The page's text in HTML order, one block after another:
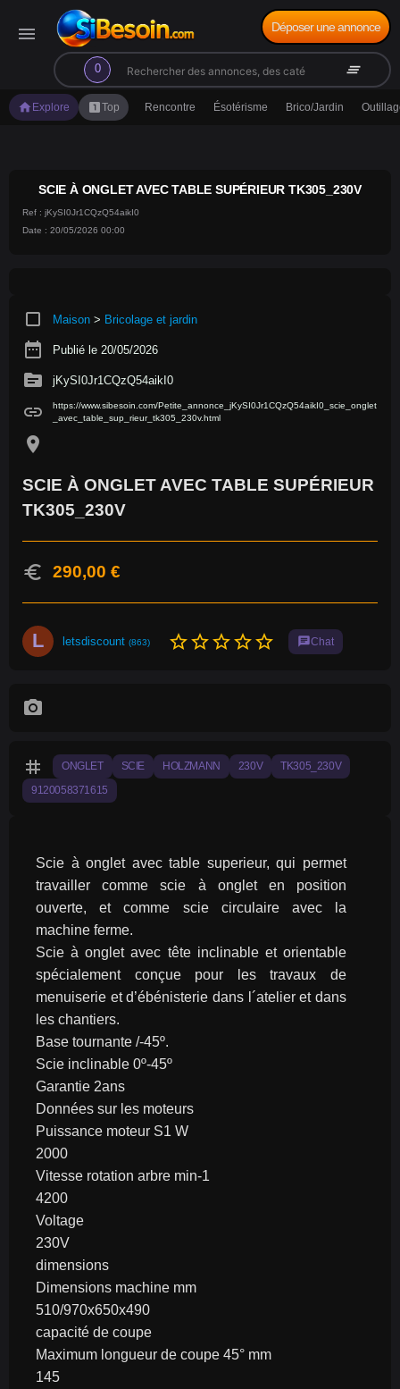
menu
0
search clear_all
Déposer une annonce
home Explore looks_oneTop Rencontre Ésotérisme Brico/Jardin
SCIE À ONGLET AVEC TABLE SUPÉRIEUR TK305_230V
Ref : jKySI0Jr1CQzQ54aikI0
Date : 20/05/2026 00:00
crop_square Maison > Bricolage et jardin
date_range Publié le 20/05/2026
source jKySI0Jr1CQzQ54aikI0
link
https://www.sibesoin.com/Petite_annonce_jKySI0Jr1CQzQ54aikI0_scie_onglet
_avec_table_sup_rieur_tk305_230v.html
location_on
SCIE À ONGLET AVEC TABLE SUPÉRIEUR
TK305_230V
euro 290,00 €
L letsdiscount (863) star_borderstar_borderstar_borderstar_borderstar_border chatChat
photo_camera
tag ONGLET SCIE HOLZMANN 230V TK305_230V
9120058371615
Scie à onglet avec table superieur, qui permet
travailler comme scie à onglet en position
ouverte, et comme scie circulaire avec la
machine ferme.
Scie à onglet avec tête inclinable et orientable
spécialement conçue pour les travaux de
menuiserie et d’ébénisterie dans l´atelier et dans
les chantiers.
Base tournante /-45º.
Scie inclinable 0º-45º
Garantie 2ans
Données sur les moteurs
Puissance moteur S1 W
2000
Vitesse rotation arbre min-1
4200
Voltage
230V
dimensions
Dimensions machine mm
510/970x650x490
capacité de coupe
Maximum longueur de coupe 45° mm
145